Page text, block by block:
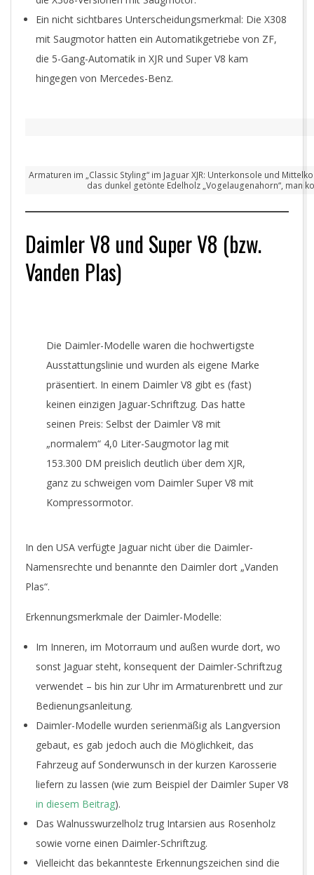
Ein nicht sichtbares Unterscheidungsmerkmal: Die X308
mit Saugmotor hatten ein Automatikgetriebe von ZF,
die 5-Gang-Automatik in XJR und Super V8 kam
hingegen von Mercedes-Benz.
Armaturen im „Classic Styling“ im Jaguar XJR: Unterkonsole und
das dunkel getönte Edelholz „Vogelaugenahorn“, man
Daimler V8 und Super V8 (bzw.
Vanden Plas)
Die Daimler-Modelle waren die hochwertigste
Ausstattungslinie und wurden als eigene Marke
präsentiert. In einem Daimler V8 gibt es (fast)
keinen einzigen Jaguar-Schriftzug. Das hatte
seinen Preis: Selbst der Daimler V8 mit
„normalem“ 4,0 Liter-Saugmotor lag mit
153.300 DM preislich deutlich über dem XJR,
ganz zu schweigen vom Daimler Super V8 mit
Kompressormotor.
In den USA verfügte Jaguar nicht über die Daimler-
Namensrechte und benannte den Daimler dort „Vanden
Plas“.
Erkennungsmerkmale der Daimler-Modelle:
Im Inneren, im Motorraum und außen wurde dort, wo
sonst Jaguar steht, konsequent der Daimler-Schriftzug
verwendet – bis hin zur Uhr im Armaturenbrett und zur
Bedienungsanleitung.
Daimler-Modelle wurden serienmäßig als Langversion
gebaut, es gab jedoch auch die Möglichkeit, das
Fahrzeug auf Sonderwunsch in der kurzen Karosserie
liefern zu lassen (wie zum Beispiel der Daimler Super V8
in diesem Beitrag).
Das Walnusswurzelholz trug Intarsien aus Rosenholz
sowie vorne einen Daimler-Schriftzug.
Vielleicht das bekannteste Erkennungszeichen sind die